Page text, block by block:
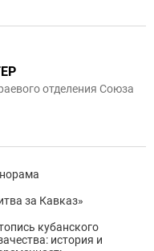
отделения Союза
за Кавказ»
кубанского
история и